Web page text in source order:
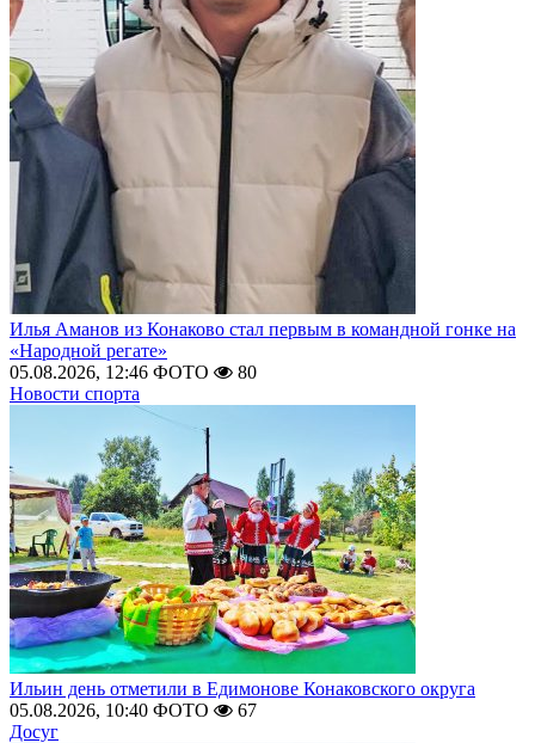
Илья Аманов из Конаково стал первым в командной гонке на
«Народной регате»
05.08.2026, 12:46 ФОТО
80
Новости спорта
Ильин день отметили в Едимонове Конаковского округа
05.08.2026, 10:40 ФОТО
67
Досуг